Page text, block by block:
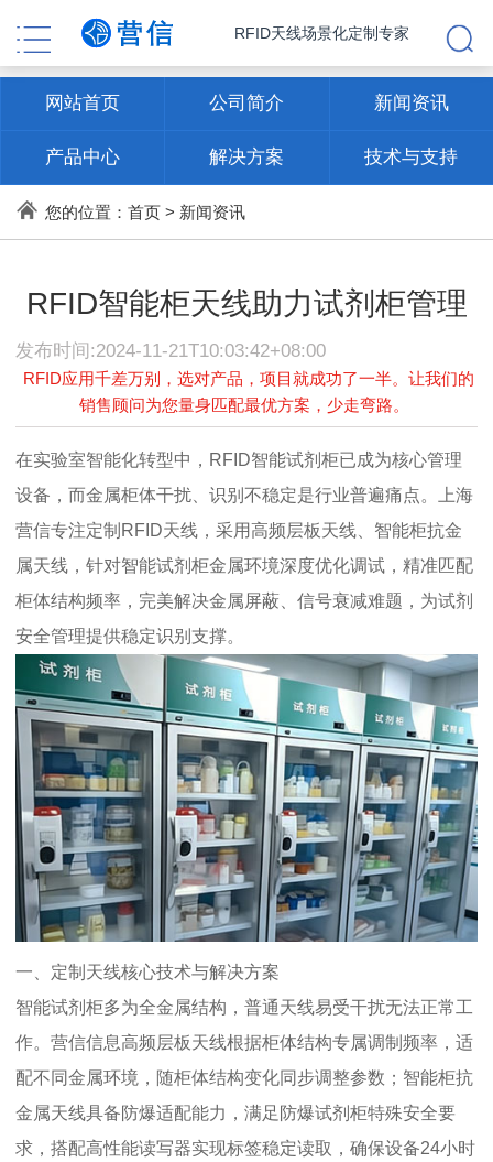
RFID天线场景化定制专家
网站首页 公司简介 新闻资讯
产品中心 解决方案 技术与支持
联系方式
您的位置： 首页> 新闻资讯
RFID智能柜天线助力试剂柜管理
发布时间:2024-11-21T10:03:42+08:00
RFID应用千差万别，选对产品，项目就成功了一半。让我们的
销售顾问为您量身匹配最优方案，少走弯路。
在实验室智能化转型中，RFID智能试剂柜已成为核心管理
设备，而金属柜体干扰、识别不稳定是行业普遍痛点。上海
营信专注定制RFID天线，采用高频层板天线、智能柜抗金
属天线，针对智能试剂柜金属环境深度优化调试，精准匹配
柜体结构频率，完美解决金属屏蔽、信号衰减难题，为试剂
安全管理提供稳定识别支撑。
一、定制天线核心技术与解决方案
智能试剂柜多为全金属结构，普通天线易受干扰无法正常工
作。营信信息高频层板天线根据柜体结构专属调制频率，适
配不同金属环境，随柜体结构变化同步调整参数；智能柜抗
金属天线具备防爆适配能力，满足防爆试剂柜特殊安全要
求，搭配高性能读写器实现标签稳定读取，确保设备24小时